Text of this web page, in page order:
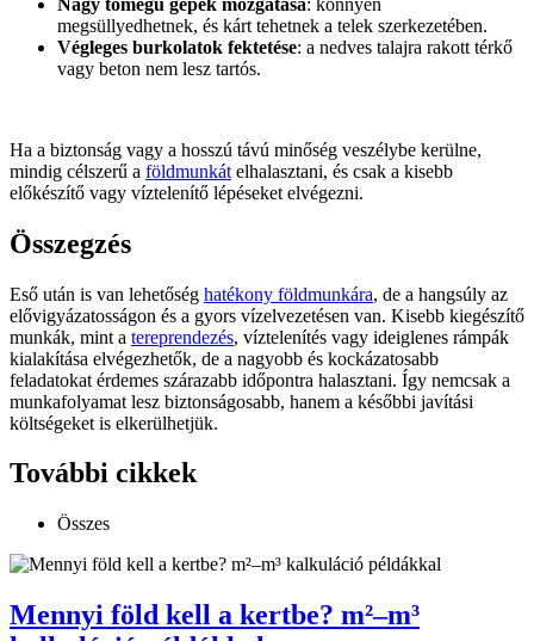
megsüllyedhetnek, és kárt tehetnek a telek szerkezetében.
Végleges burkolatok fektetése: a nedves talajra rakott térkő
vagy beton nem lesz tartós.
Ha a biztonság vagy a hosszú távú minőség veszélybe kerülne,
mindig célszerű a földmunkát elhalasztani, és csak a kisebb
előkészítő vagy víztelenítő lépéseket elvégezni.
Összegzés
Eső után is van lehetőség hatékony földmunkára, de a hangsúly az
elővigyázatosságon és a gyors vízelvezetésen van. Kisebb kiegészítő
munkák, mint a tereprendezés, víztelenítés vagy ideiglenes rámpák
kialakítása elvégezhetők, de a nagyobb és kockázatosabb
feladatokat érdemes szárazabb időpontra halasztani. Így nemcsak a
munkafolyamat lesz biztonságosabb, hanem a későbbi javítási
költségeket is elkerülhetjük.
További cikkek
Összes
Mennyi föld kell a kertbe? m²–m³